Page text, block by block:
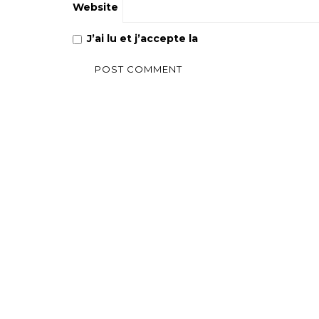
Website
J’ai lu et j’accepte la